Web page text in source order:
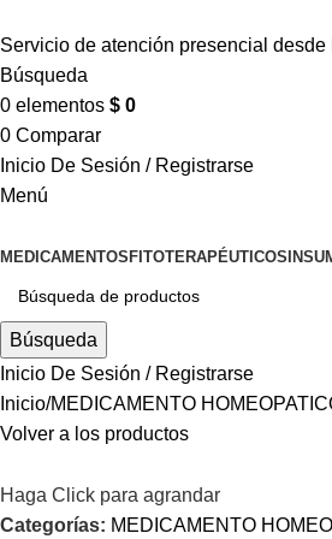
Servicio de atención presencial desde
Búsqueda
0 elementos $ 0
0 Comparar
Inicio De Sesión / Registrarse
Menú
MEDICAMENTOS FITOTERAPÉUTICOS
Búsqueda
Inicio De Sesión / Registrarse
Inicio MEDICAMENTO
Volver a los productos
Haga Click para agrandar
Categorías: MEDICAMENTO